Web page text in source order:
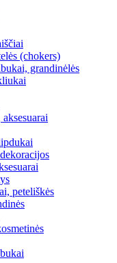
(chokers)
grandinėlės
peteliškės